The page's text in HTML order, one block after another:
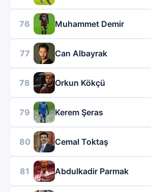
76 Muhammet Demir
77 Can Albayrak
78 Orkun Kökçü
79 Kerem Şeras
80 Cemal Toktaş
81 Abdulkadir Parmak